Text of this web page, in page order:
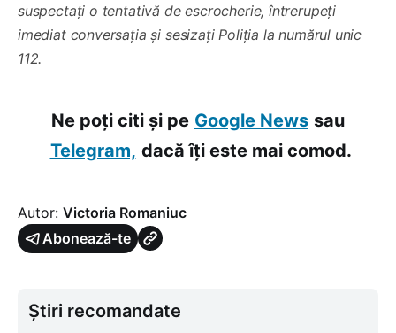
suspectați o tentativă de escrocherie, întrerupeți
imediat conversația și sesizați Poliția la numărul unic
112.
Ne poți citi și pe Google News sau
Telegram, dacă îți este mai comod.
Autor: Victoria Romaniuc
Abonează-te
Știri recomandate